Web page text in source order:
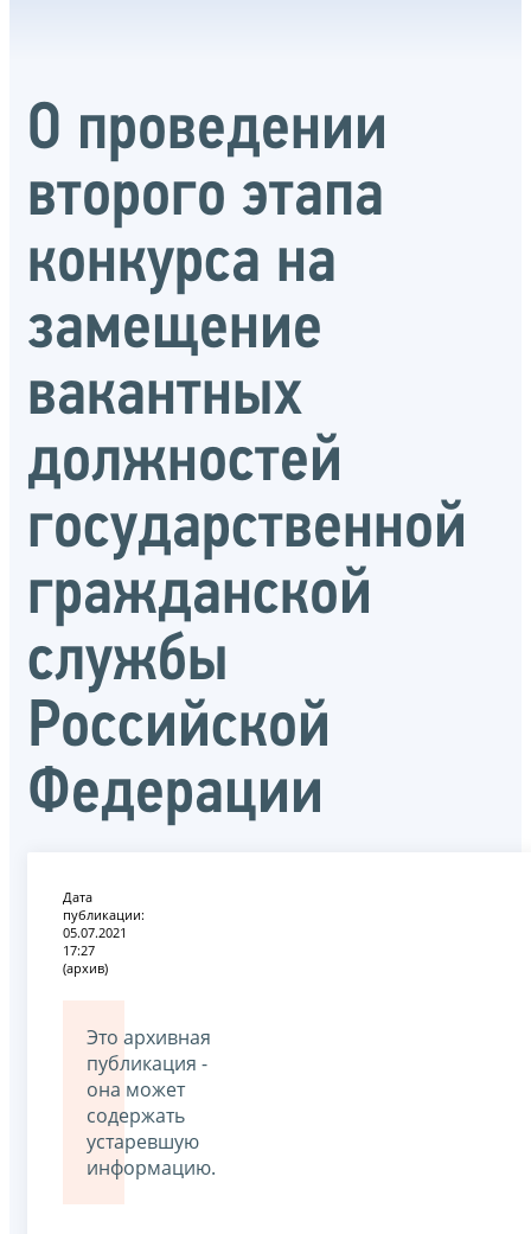
О проведении
второго этапа
конкурса на
замещение
вакантных
должностей
государственной
гражданской
службы
Российской
Федерации
Дата
публикации:
05.07.2021
17:27
(архив)
Это архивная
публикация -
она может
содержать
устаревшую
информацию.